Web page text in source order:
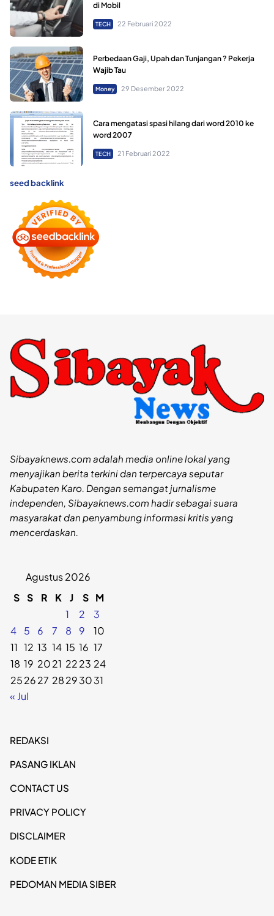
di Mobil
TECH 22 Februari 2022
Perbedaan Gaji, Upah dan Tunjangan ? Pekerja
Wajib Tau
Money 29 Desember 2022
Cara mengatasi spasi hilang dari word 2010 ke
word 2007
TECH 21 Februari 2022
seed backlink
Sibayaknews.com adalah media online lokal yang
menyajikan berita terkini dan terpercaya seputar
Kabupaten Karo. Dengan semangat jurnalisme
independen, Sibayaknews.com hadir sebagai suara
masyarakat dan penyambung informasi kritis yang
mencerdaskan.
Agustus 2026
S S R K J S M
1
2
3
4
5 6 7 8 9
10
11 12 13 14 15 16 17
18 19 2021 2223 24
252627 28293031
« Jul
REDAKSI
PASANG IKLAN
CONTACT US
PRIVACY POLICY
DISCLAIMER
KODE ETIK
PEDOMAN MEDIA SIBER